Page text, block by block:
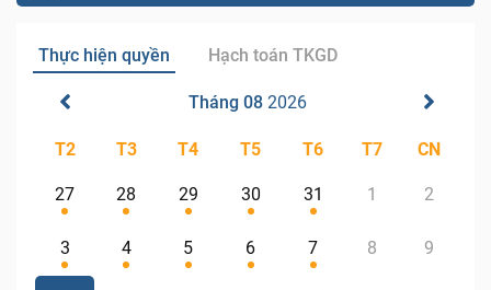
Thực hiện quyền Hạch toán TKGD
Tháng 08 2026
T2 T3 T4 T5 T6 T7 CN
27 28 29 30 31 1 2
3 4 5 6 7 8 9